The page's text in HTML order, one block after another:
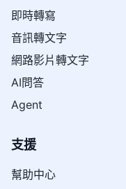
即時轉寫
音訊轉文字
網路影片轉文字
AI問答
Agent
支援
幫助中心